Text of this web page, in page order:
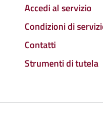
Accedi al servizio
Condizioni di
Contatti
Strumenti di tutela